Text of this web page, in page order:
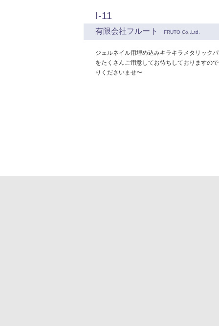
I-11
有限会社フルート FRUTO Co.,Ltd.
ジェルネイル用埋め込みキラキラメタリック
をたくさんご用意してお待ちしておりますの
りくださいませ〜